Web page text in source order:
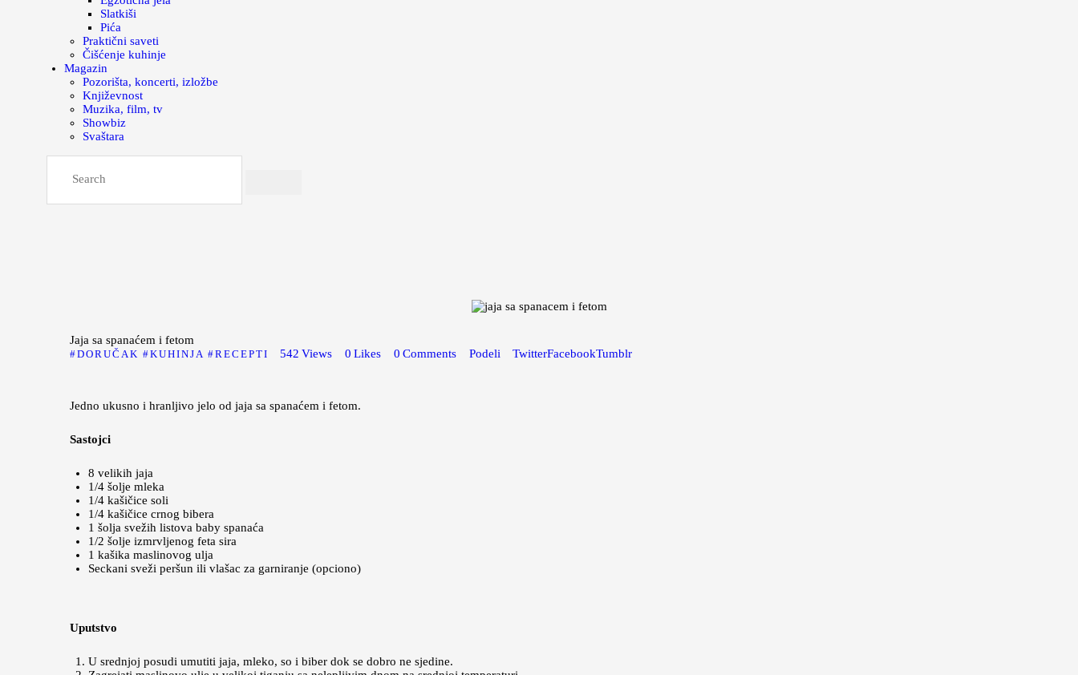
Slatkiši
Pića
Praktični saveti
Čišćenje kuhinje
Magazin
Pozorišta, koncerti, izložbe
Književnost
Muzika, film, tv
Showbiz
Svaštara
Jaja sa spanaćem i fetom
DORUČAK KUHINJA RECEPTI 542 Views 0 Likes 0 Comments Podeli TwitterFacebookTumblr
Jedno ukusno i hranljivo jelo od jaja sa spanaćem i fetom.
Sastojci
8 velikih jaja
1/4 šolje mleka
1/4 kašičice soli
1/4 kašičice crnog bibera
1 šolja svežih listova baby spanaća
1/2 šolje izmrvljenog feta sira
1 kašika maslinovog ulja
Seckani sveži peršun ili vlašac za garniranje (opciono)
Uputstvo
U srednjoj posudi umutiti jaja, mleko, so i biber dok se dobro ne sjedine.